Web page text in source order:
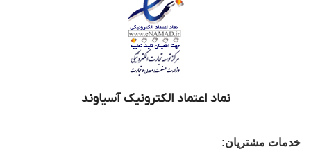
نماد اعتماد الکترونیک آسیاوند
خدمات مشتریان: